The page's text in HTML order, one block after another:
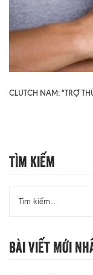
CLUTCH NAM: "TRỢ
Tìm Kiếm
Bài Viết Mới